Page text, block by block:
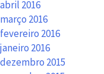
abril 2016
março 2016
fevereiro 2016
janeiro 2016
dezembro 2015